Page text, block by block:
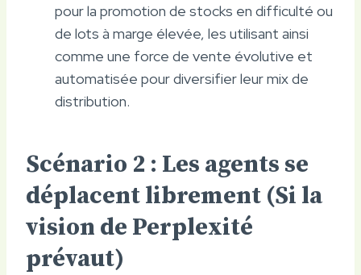
pour la promotion de stocks en difficulté ou
de lots à marge élevée, les utilisant ainsi
comme une force de vente évolutive et
automatisée pour diversifier leur mix de
distribution.
Scénario 2 : Les agents se
déplacent librement (Si la
vision de Perplexité
prévaut)